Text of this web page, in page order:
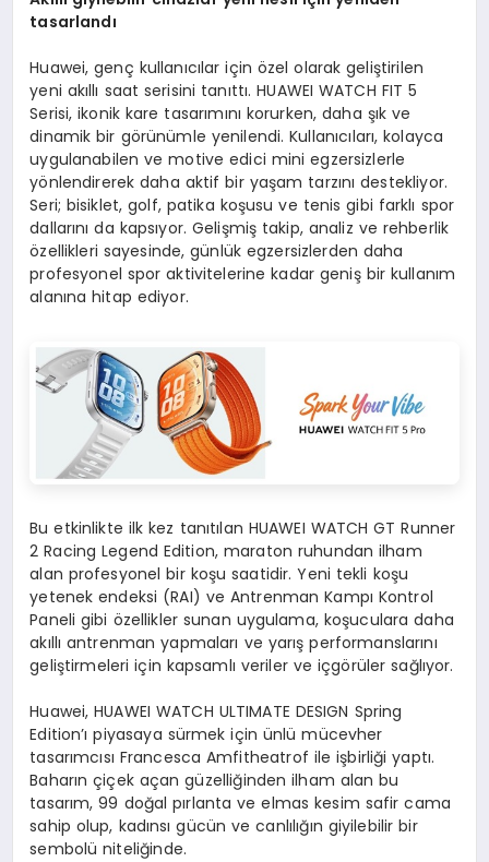
tasarlandı
Huawei, genç kullanıcılar için özel olarak geliştirilen
yeni akıllı saat serisini tanıttı. HUAWEI WATCH FIT 5
Serisi, ikonik kare tasarımını korurken, daha şık ve
dinamik bir görünümle yenilendi. Kullanıcıları, kolayca
uygulanabilen ve motive edici mini egzersizlerle
yönlendirerek daha aktif bir yaşam tarzını destekliyor.
Seri; bisiklet, golf, patika koşusu ve tenis gibi farklı spor
dallarını da kapsıyor. Gelişmiş takip, analiz ve rehberlik
özellikleri sayesinde, günlük egzersizlerden daha
profesyonel spor aktivitelerine kadar geniş bir kullanım
alanına hitap ediyor.
Bu etkinlikte ilk kez tanıtılan HUAWEI WATCH GT Runner
2 Racing Legend Edition, maraton ruhundan ilham
alan profesyonel bir koşu saatidir. Yeni tekli koşu
yetenek endeksi (RAI) ve Antrenman Kampı Kontrol
Paneli gibi özellikler sunan uygulama, koşuculara daha
akıllı antrenman yapmaları ve yarış performanslarını
geliştirmeleri için kapsamlı veriler ve içgörüler sağlıyor.
Huawei, HUAWEI WATCH ULTIMATE DESIGN Spring
Edition’ı piyasaya sürmek için ünlü mücevher
tasarımcısı Francesca Amfitheatrof ile işbirliği yaptı.
Baharın çiçek açan güzelliğinden ilham alan bu
tasarım, 99 doğal pırlanta ve elmas kesim safir cama
sahip olup, kadınsı gücün ve canlılığın giyilebilir bir
sembolü niteliğinde.